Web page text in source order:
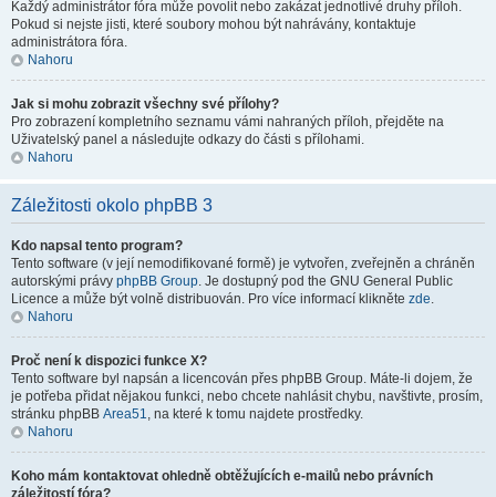
Každý administrátor fóra může povolit nebo zakázat jednotlivé druhy příloh.
Pokud si nejste jisti, které soubory mohou být nahrávány, kontaktuje
administrátora fóra.
Nahoru
Jak si mohu zobrazit všechny své přílohy?
Pro zobrazení kompletního seznamu vámi nahraných příloh, přejděte na
Uživatelský panel a následujte odkazy do části s přílohami.
Nahoru
Záležitosti okolo phpBB 3
Kdo napsal tento program?
Tento software (v její nemodifikované formě) je vytvořen, zveřejněn a chráněn
autorskými právy phpBB Group. Je dostupný pod the GNU General Public
Licence a může být volně distribuován. Pro více informací klikněte zde.
Nahoru
Proč není k dispozici funkce X?
Tento software byl napsán a licencován přes phpBB Group. Máte-li dojem, že
je potřeba přidat nějakou funkci, nebo chcete nahlásit chybu, navštivte, prosím,
stránku phpBB Area51, na které k tomu najdete prostředky.
Nahoru
Koho mám kontaktovat ohledně obtěžujících e-mailů nebo právních
záležitostí fóra?